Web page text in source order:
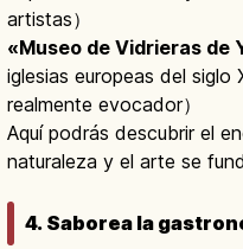
artistas）
«Museo de Vidrieras de
iglesias europeas del
realmente evocador）
Aquí podrás descubrir el
naturaleza y el arte se
4. Saborea la